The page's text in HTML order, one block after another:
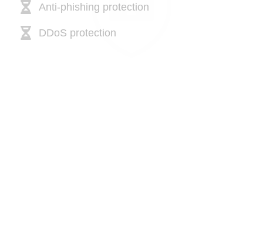
Anti-phishing protection
DDoS protection